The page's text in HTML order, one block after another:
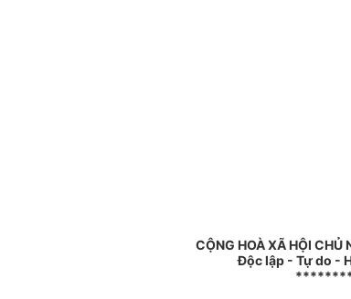
CỘNG HOÀ XÃ HỘI CHỦ
Độc lập - Tự do -